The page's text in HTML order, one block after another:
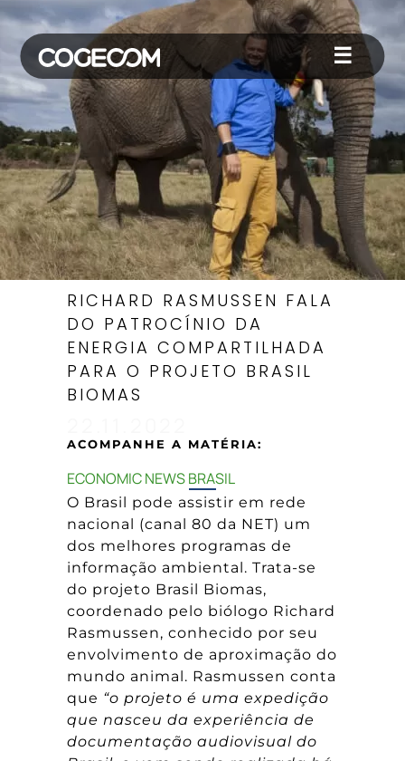
☰
RICHARD RASMUSSEN FALA
DO PATROCÍNIO DA
ENERGIA COMPARTILHADA
PARA O PROJETO BRASIL
BIOMAS
ACOMPANHE A MATÉRIA:
ECONOMIC NEWS BRASIL
O Brasil pode assistir em rede
nacional (canal 80 da NET) um
dos melhores programas de
informação ambiental. Trata-se
do projeto Brasil Biomas,
coordenado pelo biólogo Richard
Rasmussen, conhecido por seu
envolvimento de aproximação do
mundo animal. Rasmussen conta
que “o projeto é uma expedição
que nasceu da experiência de
documentação audiovisual do